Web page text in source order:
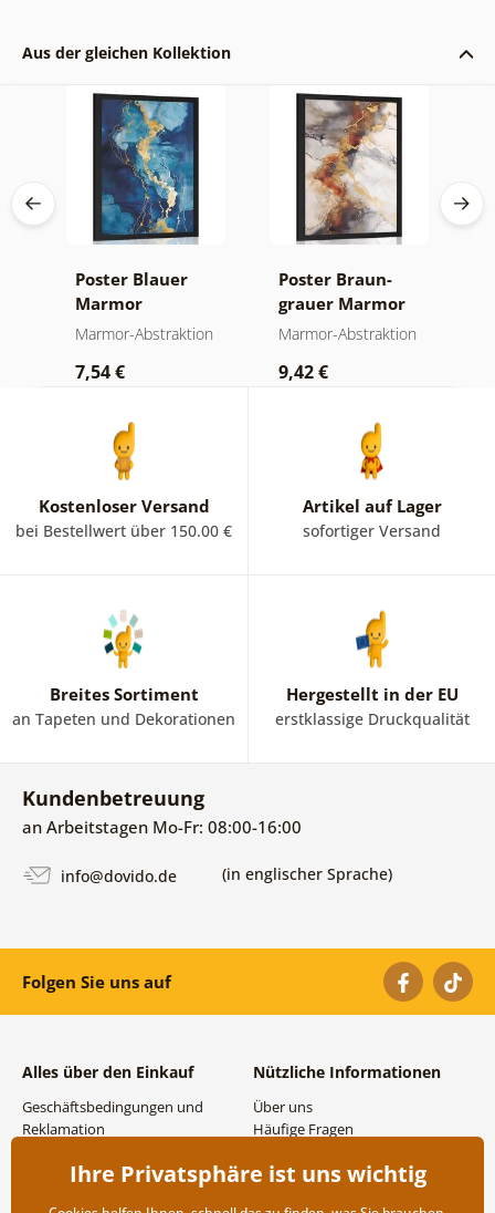
Aus der gleichen Kollektion
Poster Blauer
Marmor
Marmor-Abstraktion
7,54 €
Poster Braun-
grauer Marmor
Marmor-Abstraktion
9,42 €
Kostenloser Versand
bei Bestellwert über 150.00 €
Artikel auf Lager
sofortiger Versand
Breites Sortiment
an Tapeten und Dekorationen
Hergestellt in der EU
erstklassige Druckqualität
Kundenbetreuung
an Arbeitstagen Mo-Fr: 08:00-16:00
info@dovido.de (in englischer Sprache)
Folgen Sie uns auf
Alles über den Einkauf
Geschäftsbedingungen und
Reklamation
Versand- und
Nützliche Informationen
Über uns
Häufige Fragen
Großhandel und
Ihre Privatsphäre ist uns wichtig